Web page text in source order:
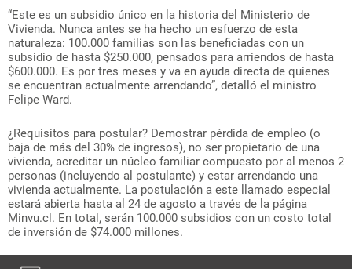
“Este es un subsidio único en la historia del Ministerio de
Vivienda. Nunca antes se ha hecho un esfuerzo de esta
naturaleza: 100.000 familias son las beneficiadas con un
subsidio de hasta $250.000, pensados para arriendos de hasta
$600.000. Es por tres meses y va en ayuda directa de quienes
se encuentran actualmente arrendando”, detalló el ministro
Felipe Ward.
¿Requisitos para postular? Demostrar pérdida de empleo (o
baja de más del 30% de ingresos), no ser propietario de una
vivienda, acreditar un núcleo familiar compuesto por al menos 2
personas (incluyendo al postulante) y estar arrendando una
vivienda actualmente. La postulación a este llamado especial
estará abierta hasta al 24 de agosto a través de la página
Minvu.cl. En total, serán 100.000 subsidios con un costo total
de inversión de $74.000 millones.